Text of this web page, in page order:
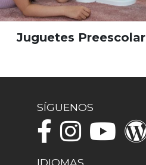
Juguetes Preescolar
SÍGUENOS
IDIOMAS